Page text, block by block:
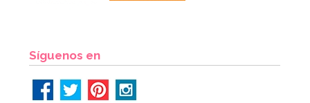
Síguenos en